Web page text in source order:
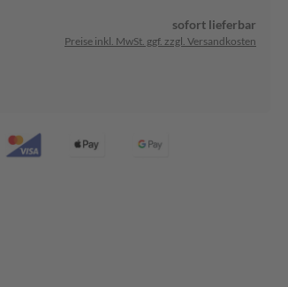
sofort lieferbar
Preise inkl. MwSt. ggf. zzgl. Versandkosten